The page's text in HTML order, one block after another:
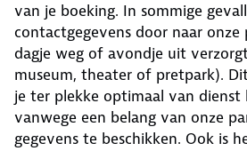
van je boeking. In sommige
contactgegevens door naar
dagje weg of avondje uit
museum, theater of pretpark).
je ter plekke optimaal van
vanwege een belang van onze
gegevens te beschikken. Ook is